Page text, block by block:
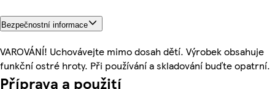
Bezpečnostní informace
VAROVÁNÍ! Uchovávejte mimo dosah dětí. Výrobek obsahuje
funkční ostré hroty. Při používání a skladování buďte opatrní.
Příprava a použití